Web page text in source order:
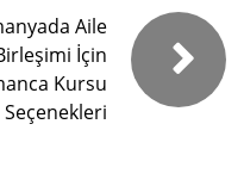
Aile
İçin
Kursu
Seçenekleri